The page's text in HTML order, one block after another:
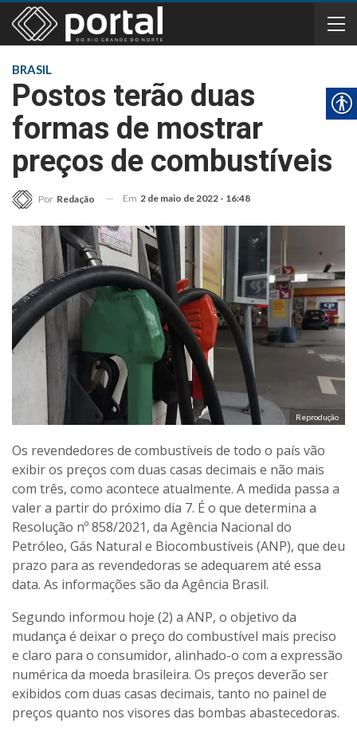
BRASIL
Postos terão duas
formas de mostrar
preços de combustíveis
Por Redação Em 2 de maio de 2022 - 16:48
Reprodução
Os revendedores de combustíveis de todo o país vão
exibir os preços com duas casas decimais e não mais
com três, como acontece atualmente. A medida passa a
valer a partir do próximo dia 7. É o que determina a
Resolução nº 858/2021, da Agência Nacional do
Petróleo, Gás Natural e Biocombustíveis (ANP), que deu
prazo para as revendedoras se adequarem até essa
data. As informações são da Agência Brasil.
Segundo informou hoje (2) a ANP, o objetivo da
mudança é deixar o preço do combustível mais preciso
e claro para o consumidor, alinhado-o com a expressão
numérica da moeda brasileira. Os preços deverão ser
exibidos com duas casas decimais, tanto no painel de
preços quanto nos visores das bombas abastecedoras.